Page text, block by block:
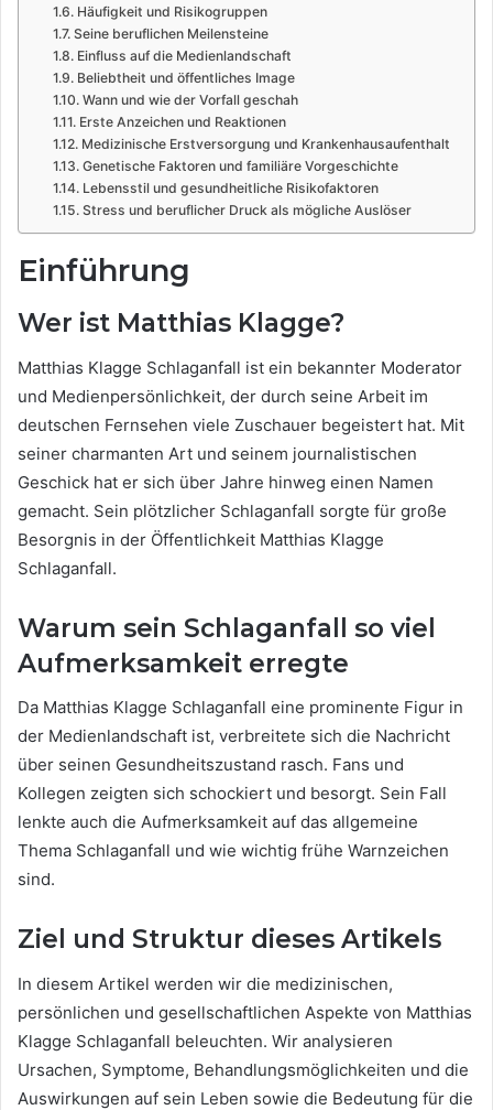
Häufigkeit und Risikogruppen
Seine beruflichen Meilensteine
Einfluss auf die Medienlandschaft
Beliebtheit und öffentliches Image
Wann und wie der Vorfall geschah
Erste Anzeichen und Reaktionen
Medizinische Erstversorgung und Krankenhausaufenthalt
Genetische Faktoren und familiäre Vorgeschichte
Lebensstil und gesundheitliche Risikofaktoren
Stress und beruflicher Druck als mögliche Auslöser
Einführung
Wer ist Matthias Klagge?
Matthias Klagge Schlaganfall ist ein bekannter Moderator
und Medienpersönlichkeit, der durch seine Arbeit im
deutschen Fernsehen viele Zuschauer begeistert hat. Mit
seiner charmanten Art und seinem journalistischen
Geschick hat er sich über Jahre hinweg einen Namen
gemacht. Sein plötzlicher Schlaganfall sorgte für große
Besorgnis in der Öffentlichkeit Matthias Klagge
Schlaganfall.
Warum sein Schlaganfall so viel
Aufmerksamkeit erregte
Da Matthias Klagge Schlaganfall eine prominente Figur in
der Medienlandschaft ist, verbreitete sich die Nachricht
über seinen Gesundheitszustand rasch. Fans und
Kollegen zeigten sich schockiert und besorgt. Sein Fall
lenkte auch die Aufmerksamkeit auf das allgemeine
Thema Schlaganfall und wie wichtig frühe Warnzeichen
sind.
Ziel und Struktur dieses Artikels
In diesem Artikel werden wir die medizinischen,
persönlichen und gesellschaftlichen Aspekte von Matthias
Klagge Schlaganfall beleuchten. Wir analysieren
Ursachen, Symptome, Behandlungsmöglichkeiten und die
Auswirkungen auf sein Leben sowie die Bedeutung für die